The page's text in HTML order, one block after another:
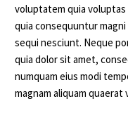
voluptatem quia
quia consequuntur
sequi nesciunt. Neque
quia dolor sit amet,
numquam eius modi
magnam aliquam quaerat